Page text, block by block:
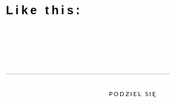
Like this:
PODZIEL SIĘ